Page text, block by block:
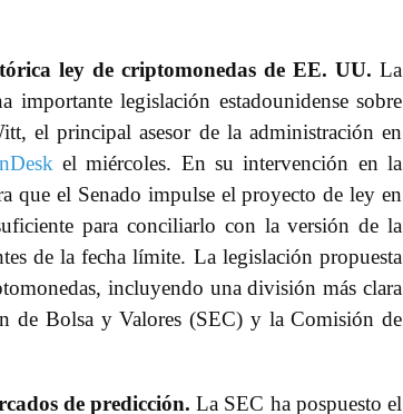
ley de criptomonedas de EE. UU. La
importante legislación estadounidense sobre
el principal asesor de la administración en
el miércoles. En su intervención en la
que el Senado impulse el proyecto de ley en
para conciliarlo con la versión de la
de la fecha límite. La legislación propuesta
incluyendo una división más clara
de Bolsa y Valores (SEC) y la Comisión de
de predicción. La SEC ha pospuesto el